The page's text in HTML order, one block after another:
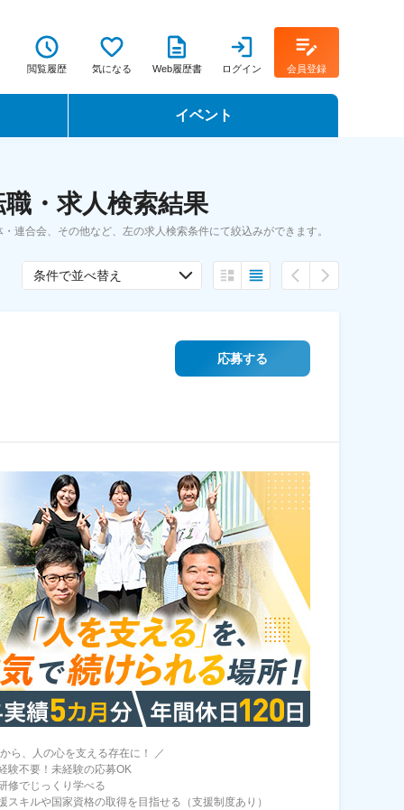
閲覧履歴 気になる Web履歴書 ログイン 会員登録
イベント
転職フェア
・求人検索結果
連合会、その他など、左の求人検索条件にて絞込みができます。
条件で並べ替え
応募する
ら、人の心を支える存在に！ ／
験不要！未経験の応募OK
修でじっくり学べる
スキルや国家資格の取得を目指せる（支援制度あり）